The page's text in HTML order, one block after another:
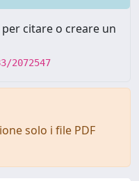
citare o creare un
2072547
solo i file PDF